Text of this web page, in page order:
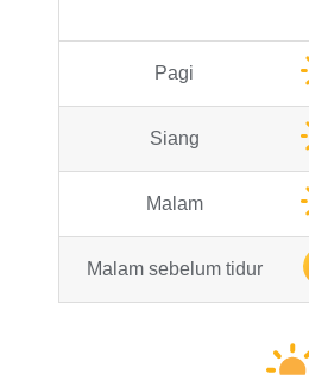
Pagi
Siang
Malam
Malam sebelum tidur